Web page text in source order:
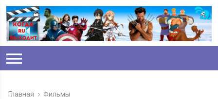
Главная › Фильмы